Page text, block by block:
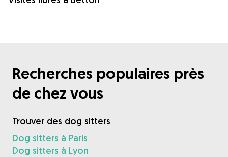
Recherches populaires près
de chez vous
Trouver des dog sitters
Dog sitters à Paris
Dog sitters à Lyon